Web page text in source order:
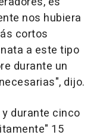
nos hubiera
cortos
a este tipo
durante un
dijo.
durante cinco
15